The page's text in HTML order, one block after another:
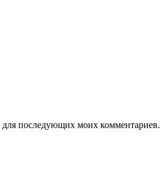
для последующих моих комментариев.